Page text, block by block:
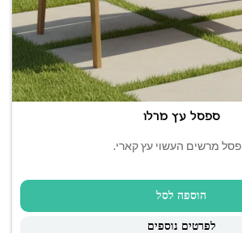
ספסל עץ מרלו
מרשים העשוי עץ קארי.
הוספה לסל
לפרטים נוספים